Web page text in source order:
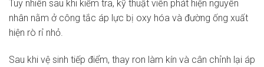
Tuy nhiên sau khi kiểm tra, kỹ thuật viên phát hiện nguyên
nhân nằm ở công tắc áp lực bị oxy hóa và đường ống xuất
hiện rò rỉ nhỏ.
Sau khi vệ sinh tiếp điểm, thay ron làm kín và cân chỉnh lại áp